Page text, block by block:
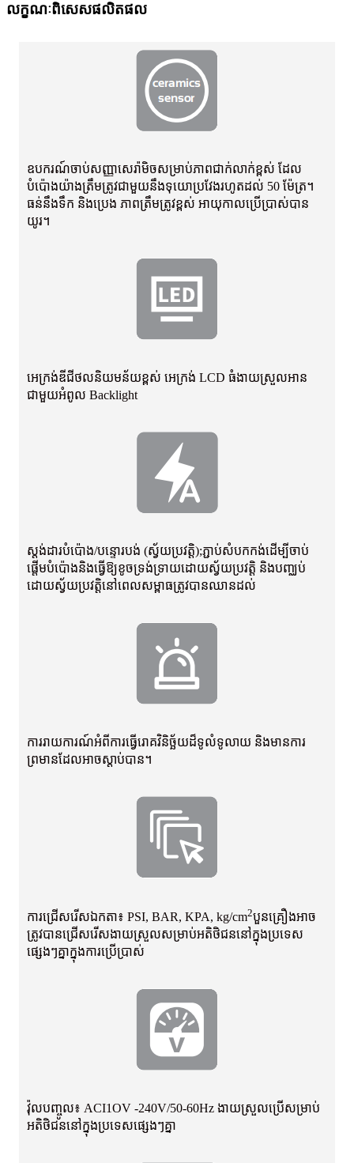
លក្ខណៈពិសេសផលិតផល
ឧបករណ៍ចាប់សញ្ញាសេរ៉ាមិចសម្រាប់ភាពជាក់លាក់ខ្ពស់ ដែល
បំប៉ោងយ៉ាងត្រឹមត្រូវជាមួយនឹងទុយោប្រវែងរហូតដល់ 50 ម៉ែត្រ។
ធន់នឹងទឹក និងប្រេង ភាពត្រឹមត្រូវខ្ពស់ អាយុកាលប្រើប្រាស់បាន
យូរ។
អេក្រង់ឌីជីថលនិយមន័យខ្ពស់ អេក្រង់ LCD ធំងាយស្រួលអាន
ជាមួយអំពូល Backlight
ស្តង់ដារបំប៉ោង/បន្ទោរបង់ (ស្វ័យប្រវត្តិ);ភ្ជាប់សំបកកង់ដើម្បីចាប់
ផ្តើមបំប៉ោងនិងធ្វើឱ្យខូចទ្រង់ទ្រាយដោយស្វ័យប្រវត្តិ និងបញ្ឈប់
ដោយស្វ័យប្រវត្តិនៅពេលសម្ពាធត្រូវបានឈានដល់
ការ​រាយការណ៍​អំពី​ការ​ធ្វើ​រោគ​វិនិច្ឆ័យ​ដ៏​ទូលំទូលាយ និង​មាន​ការ​
ព្រមាន​ដែល​អាច​ស្ដាប់​បាន។
ការជ្រើសរើសឯកតា៖ PSI, BAR, KPA, kg/cm2បួនគ្រឿងអាច
ត្រូវបានជ្រើសរើសងាយស្រួលសម្រាប់អតិថិជននៅក្នុងប្រទេស
ផ្សេងៗគ្នាក្នុងការប្រើប្រាស់
វ៉ុលបញ្ចូល៖ ACI1OV -240V/50-60Hz ងាយស្រួលប្រើសម្រាប់
អតិថិជននៅក្នុងប្រទេសផ្សេងៗគ្នា